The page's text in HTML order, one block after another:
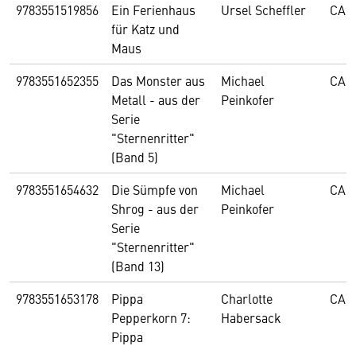
9783551519856
Ein Ferienhaus
für Katz und
Maus
Ursel Scheffler
9783551652355
Das Monster aus
Metall - aus der
Serie
"Sternenritter"
(Band 5)
Michael
Peinkofer
9783551654632
Die Sümpfe von
Shrog - aus der
Serie
"Sternenritter"
(Band 13)
Michael
Peinkofer
9783551653178
Pippa
Pepperkorn 7:
Pippa
Charlotte
Habersack